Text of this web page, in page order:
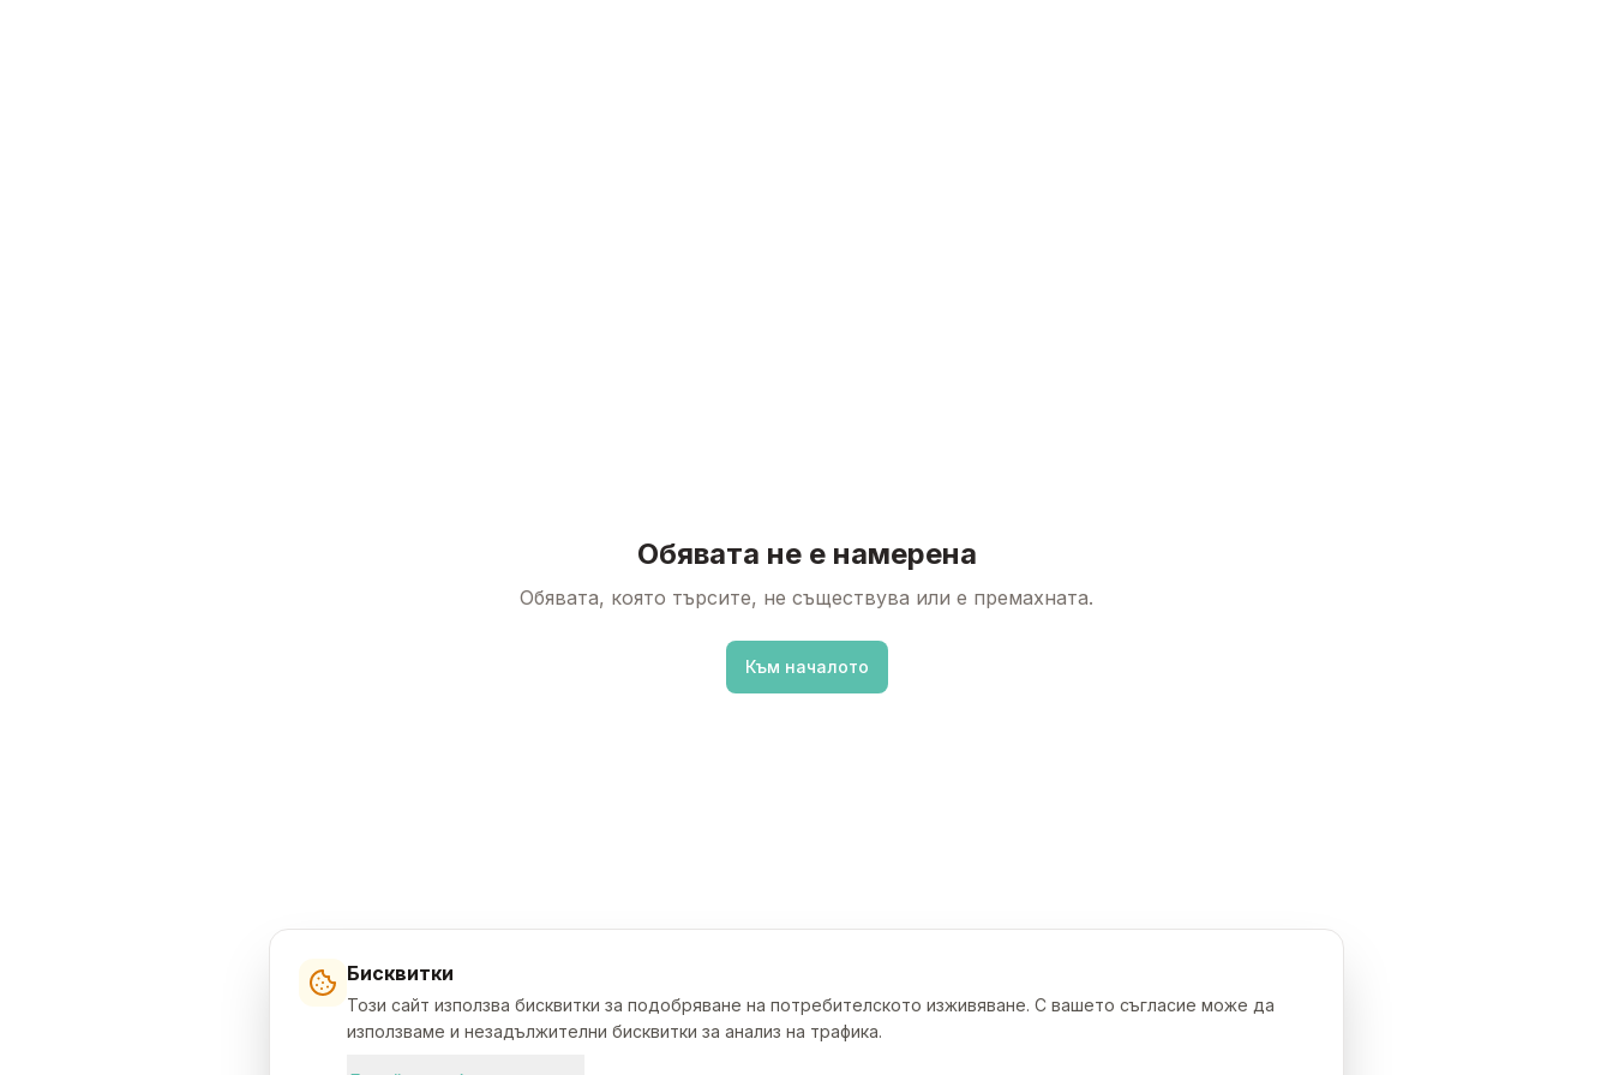
Обявата не е намерена
Обявата, която търсите, не съществува или е премахната.
Към началото
Бисквитки
Този сайт използва бисквитки за подобряване на потребителското изживяване. С вашето съгласие може да
използваме и незадължителни бисквитки за анализ на трафика.